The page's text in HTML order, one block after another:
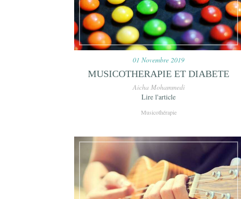
01 Novembre 2019
MUSICOTHERAPIE ET DIABETE
Aicha Mohammedi
Lire l'article
Musicothérapie